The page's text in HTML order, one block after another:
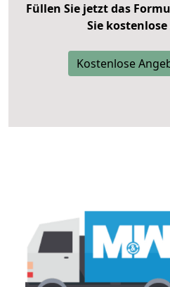
Füllen Sie jetzt das
Sie
Kostenlose